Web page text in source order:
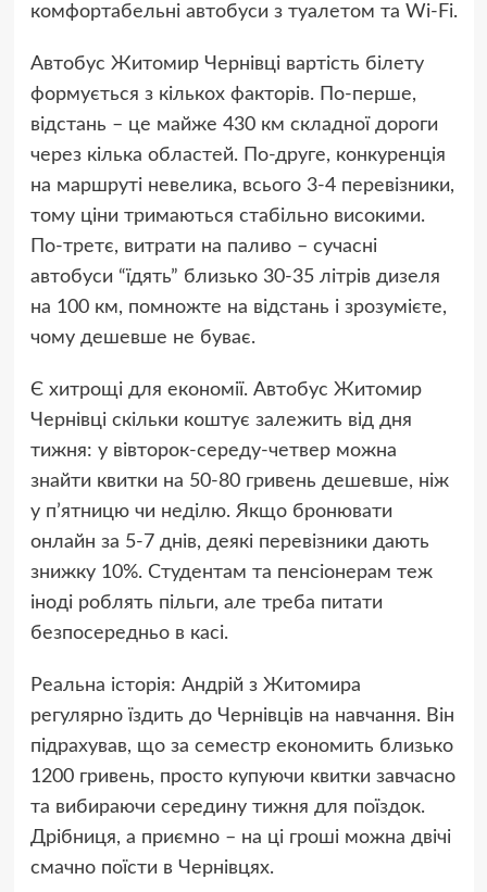
комфортабельні автобуси з туалетом та Wi-Fi.
Автобус Житомир Чернівці вартість білету
формується з кількох факторів. По-перше,
відстань – це майже 430 км складної дороги
через кілька областей. По-друге, конкуренція
на маршруті невелика, всього 3-4 перевізники,
тому ціни тримаються стабільно високими.
По-третє, витрати на паливо – сучасні
автобуси “їдять” близько 30-35 літрів дизеля
на 100 км, помножте на відстань і зрозумієте,
чому дешевше не буває.
Є хитрощі для економії. Автобус Житомир
Чернівці скільки коштує залежить від дня
тижня: у вівторок-середу-четвер можна
знайти квитки на 50-80 гривень дешевше, ніж
у п’ятницю чи неділю. Якщо бронювати
онлайн за 5-7 днів, деякі перевізники дають
знижку 10%. Студентам та пенсіонерам теж
іноді роблять пільги, але треба питати
безпосередньо в касі.
Реальна історія: Андрій з Житомира
регулярно їздить до Чернівців на навчання. Він
підрахував, що за семестр економить близько
1200 гривень, просто купуючи квитки завчасно
та вибираючи середину тижня для поїздок.
Дрібниця, а приємно – на ці гроші можна двічі
смачно поїсти в Чернівцях.